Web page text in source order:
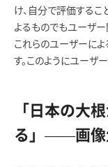
け、自分で評価するこ
よるものでもユーザー
これらのユーザーに
す。このようにユーザ
「日本の大
る」——画像